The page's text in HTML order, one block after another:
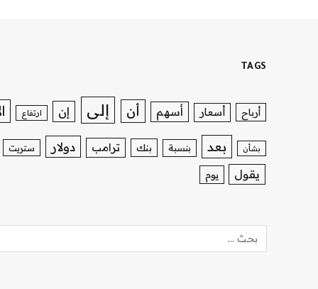
TAGS
أرباح أسعار أسهم أن إلى إن ارتفاع
بشأن بعد بنسبة بنك ترامب دولار ستريت
يقول يوم